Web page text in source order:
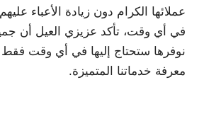
عملائها الكرام دون زيادة الأعباء
في أي وقت، تأكد عزيزي العيل أن
نوفرها ستحتاج إليها في أي وقت
معرفة خدماتنا المتميزة.